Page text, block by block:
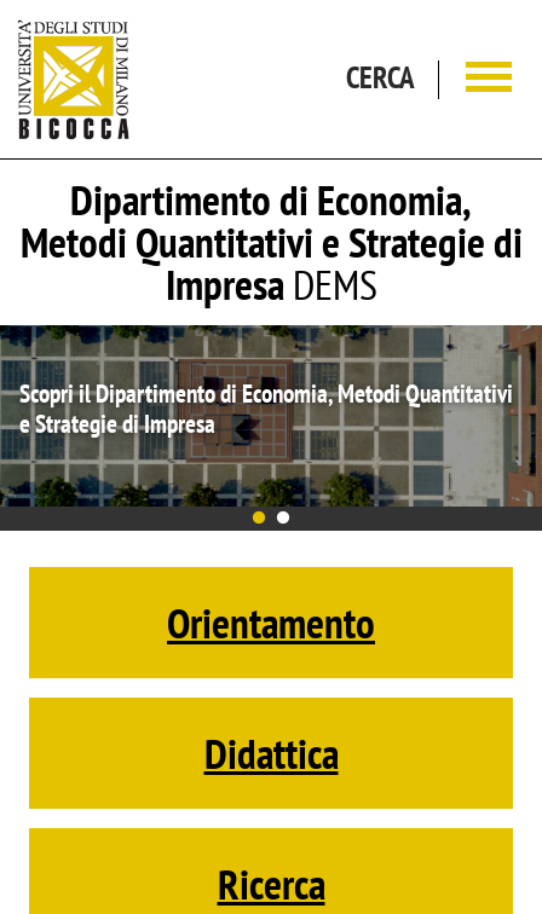
CERCA
Dipartimento di Economia,
Metodi Quantitativi e Strategie di
ImpresaDEMS
Metodi Quantitativi
Il DEMS si conferma
quinquennio 2023-2027
Orientamento
Didattica
Ricerca